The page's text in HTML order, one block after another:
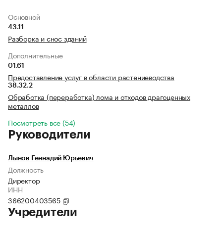
Основной
43.11
Разборка и снос зданий
Дополнительные
01.61
Предоставление услуг в области растениеводства
38.32.2
Обработка (переработка) лома и отходов драгоценных
металлов
Посмотреть все (54)
Руководители
Лынов Геннадий Юрьевич
Должность
Директор
ИНН
366200403565
Учредители